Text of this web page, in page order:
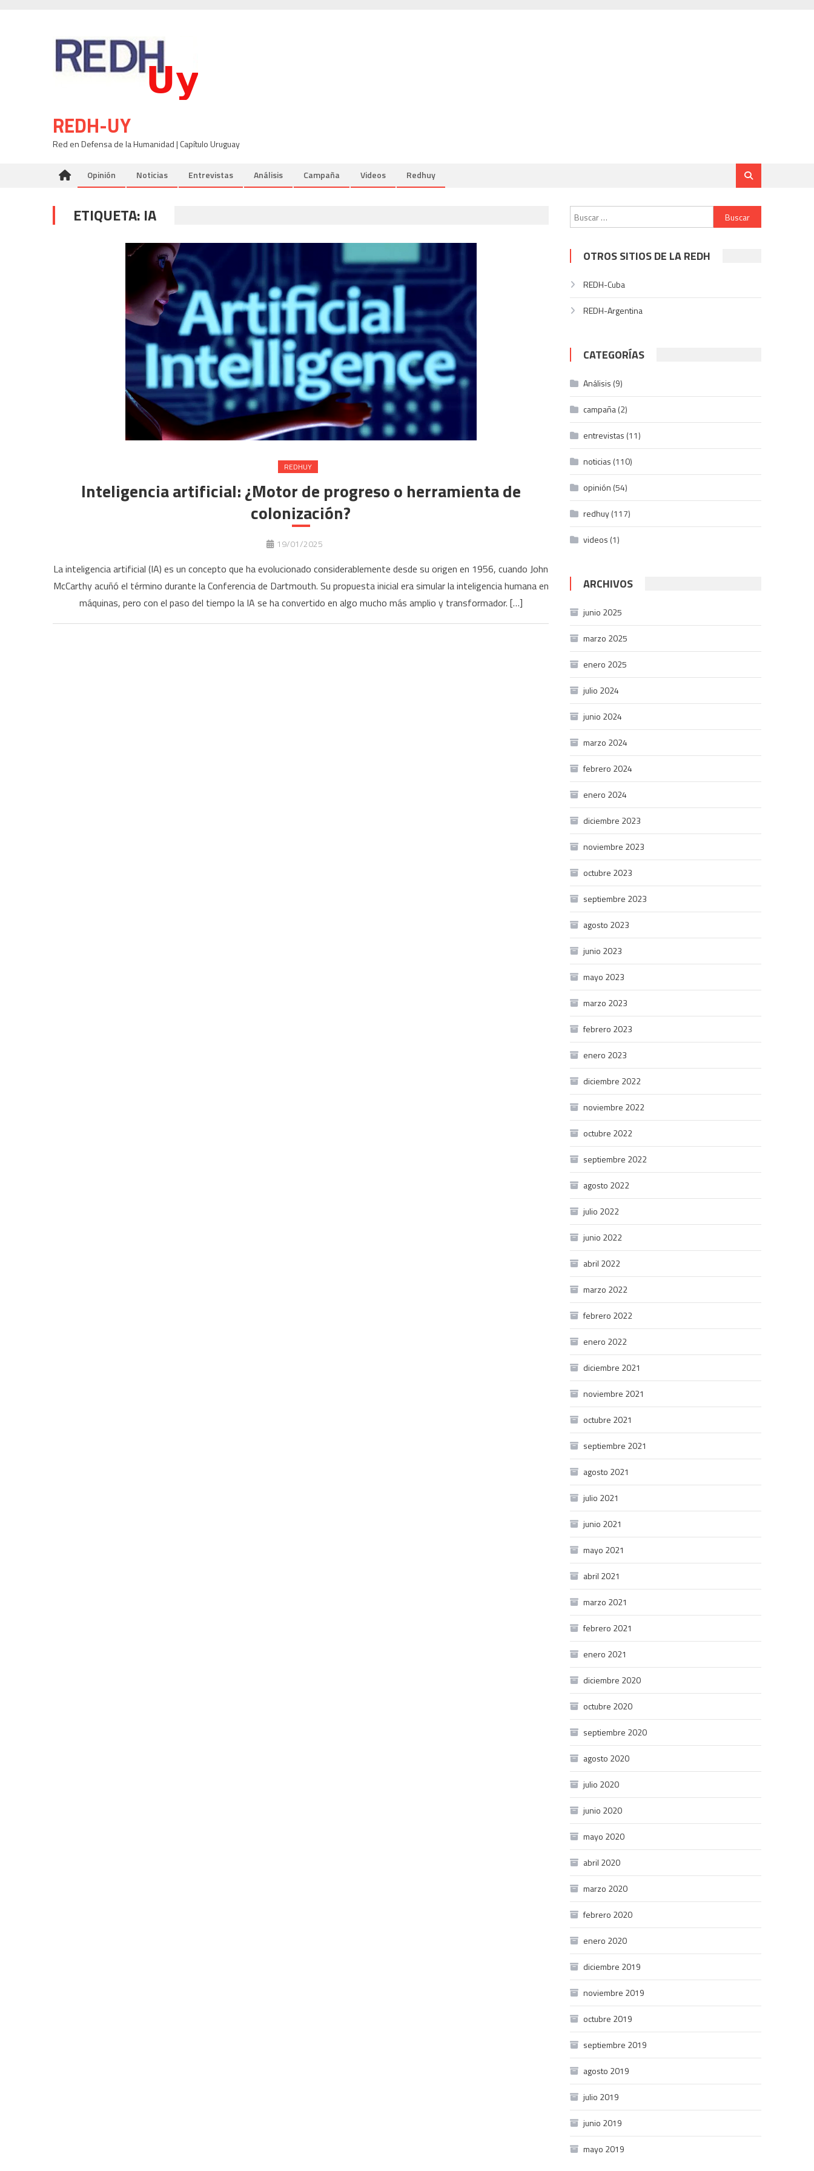
REDH-UY
Red en Defensa de la Humanidad | Capítulo Uruguay
Opinión Noticias Entrevistas Análisis Campaña Videos Redhuy
ETIQUETA: IA
REDHUY
Inteligencia artificial: ¿Motor de progreso o herramienta de
colonización?
19/01/2025
La inteligencia artificial (IA) es un concepto que ha evolucionado considerablemente desde su origen en 1956, cuando John
McCarthy acuñó el término durante la Conferencia de Dartmouth. Su propuesta inicial era simular la inteligencia humana en
máquinas, pero con el paso del tiempo la IA se ha convertido en algo mucho más amplio y transformador. […]
Buscar:
OTROS SITIOS DE LA REDH
REDH-Cuba
REDH-Argentina
CATEGORÍAS
Análisis (9)
campaña(2)
entrevistas (11)
noticias (110)
opinión (54)
redhuy(117)
videos (1)
ARCHIVOS
junio 2025
marzo 2025
enero 2025
julio 2024
junio 2024
marzo 2024
febrero 2024
enero 2024
diciembre 2023
noviembre 2023
octubre 2023
septiembre 2023
agosto 2023
junio 2023
mayo 2023
marzo 2023
febrero 2023
enero 2023
diciembre 2022
noviembre 2022
octubre 2022
septiembre 2022
agosto 2022
julio 2022
junio 2022
abril 2022
marzo 2022
febrero 2022
enero 2022
diciembre 2021
noviembre 2021
octubre 2021
septiembre 2021
agosto 2021
julio 2021
junio 2021
mayo 2021
abril 2021
marzo 2021
febrero 2021
enero 2021
diciembre 2020
octubre 2020
septiembre 2020
agosto 2020
julio 2020
junio 2020
mayo 2020
abril 2020
marzo 2020
febrero 2020
enero 2020
diciembre 2019
noviembre 2019
octubre 2019
septiembre 2019
agosto 2019
julio 2019
junio 2019
mayo 2019